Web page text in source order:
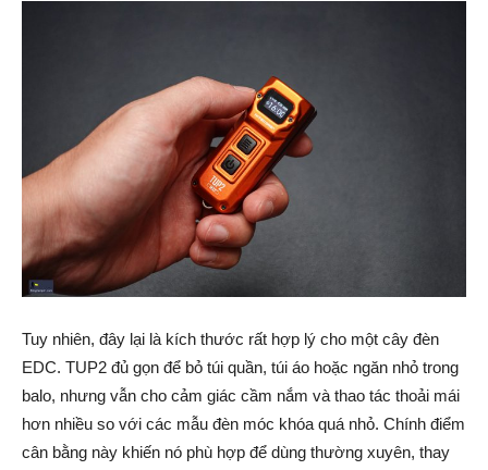
Tuy nhiên, đây lại là kích thước rất hợp lý cho một cây đèn
EDC. TUP2 đủ gọn để bỏ túi quần, túi áo hoặc ngăn nhỏ trong
balo, nhưng vẫn cho cảm giác cầm nắm và thao tác thoải mái
hơn nhiều so với các mẫu đèn móc khóa quá nhỏ. Chính điểm
cân bằng này khiến nó phù hợp để dùng thường xuyên, thay